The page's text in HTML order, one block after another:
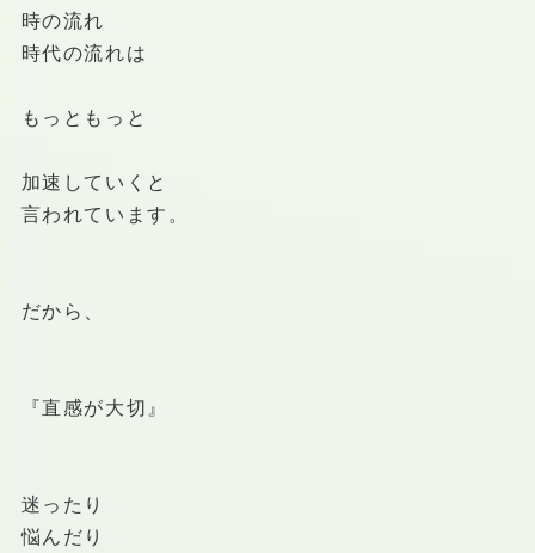
時の流れ
時代の流れは
もっともっと
加速していくと
言われています。
だから、
『直感が大切』
迷ったり
悩んだり